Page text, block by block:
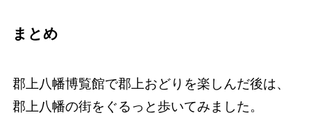
まとめ
郡上八幡博覧館で郡上おどりを楽しんだ後は、
郡上八幡の街をぐるっと歩いてみました。